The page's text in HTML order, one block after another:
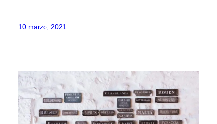
10 marzo, 2021